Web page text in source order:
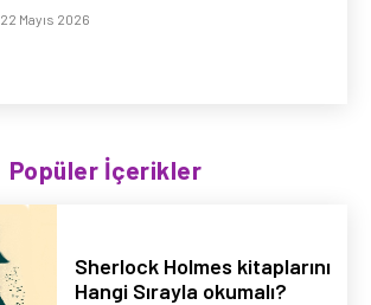
22 Mayıs 2026
Popüler İçerikler
Sherlock Holmes kitaplarını
Hangi Sırayla okumalı?